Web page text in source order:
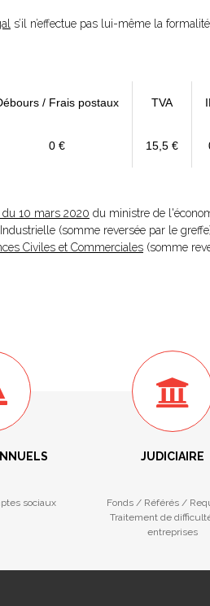
s’il n’effectue pas lui-même la formalité
/ Frais postaux TVA
0 € 15,5 €
du 10 mars 2020 du ministre de
(somme reversée par le
Civiles et Commerciales (somme
sociaux
JUDICIAIRE
Fonds / Référés /
Traitement de
entreprises